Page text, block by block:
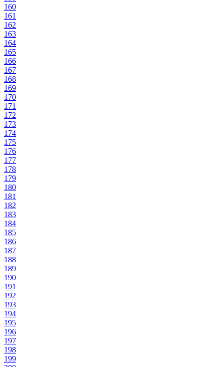
160
161
162
163
164
165
166
167
168
169
170
171
172
173
174
175
176
177
178
179
180
181
182
183
184
185
186
187
188
189
190
191
192
193
194
195
196
197
198
199